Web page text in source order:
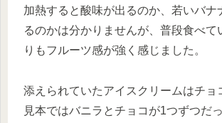
加熱すると酸味が出るのか、若いバナ
るのかは分かりませんが、普段食べて
りもフルーツ感が強く感じました。
添えられていたアイスクリームはチョ
見本ではバニラとチョコが1つずつだ